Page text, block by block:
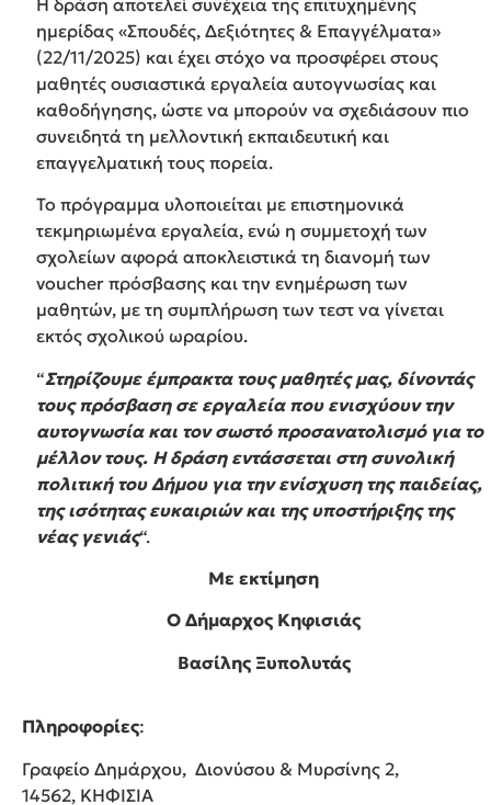
ημερίδας «Σπουδές, Δεξιότητες & Επαγγέλματα»
(22/11/2025) και έχει στόχο να προσφέρει στους
μαθητές ουσιαστικά εργαλεία αυτογνωσίας και
καθοδήγησης, ώστε να μπορούν να σχεδιάσουν πιο
συνειδητά τη μελλοντική εκπαιδευτική και
επαγγελματική τους πορεία.
Το πρόγραμμα υλοποιείται με επιστημονικά
τεκμηριωμένα εργαλεία, ενώ η συμμετοχή των
σχολείων αφορά αποκλειστικά τη διανομή των
voucher πρόσβασης και την ενημέρωση των
μαθητών, με τη συμπλήρωση των τεστ να γίνεται
εκτός σχολικού ωραρίου.
“Στηρίζουμε έμπρακτα τους μαθητές μας, δίνοντάς
τους πρόσβαση σε εργαλεία που ενισχύουν την
αυτογνωσία και τον σωστό προσανατολισμό για το
μέλλον τους. Η δράση εντάσσεται στη συνολική
πολιτική του Δήμου για την ενίσχυση της παιδείας,
της ισότητας ευκαιριών και της υποστήριξης της
νέας γενιάς“.
Με εκτίμηση
Ο Δήμαρχος Κηφισιάς
Βασίλης Ξυπολυτάς
Πληροφορίες:
Γραφείο Δημάρχου, Διονύσου & Μυρσίνης 2,
14562, ΚΗΦΙΣΙΑ